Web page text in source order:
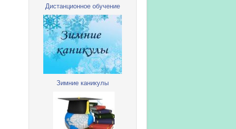
Дистанционное обучение
Зимние каникулы